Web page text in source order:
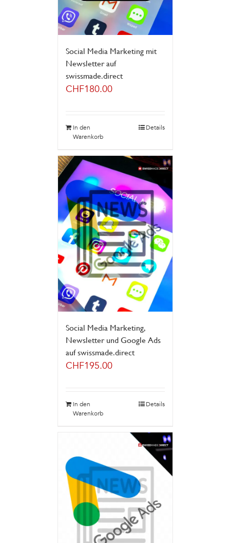
Social Media Marketing mit
Newsletter auf
swissmade.direct
CHF180.00
In den
Warenkorb
Details
Social Media Marketing,
Newsletter und Google Ads
auf swissmade.direct
CHF195.00
In den
Warenkorb
Details